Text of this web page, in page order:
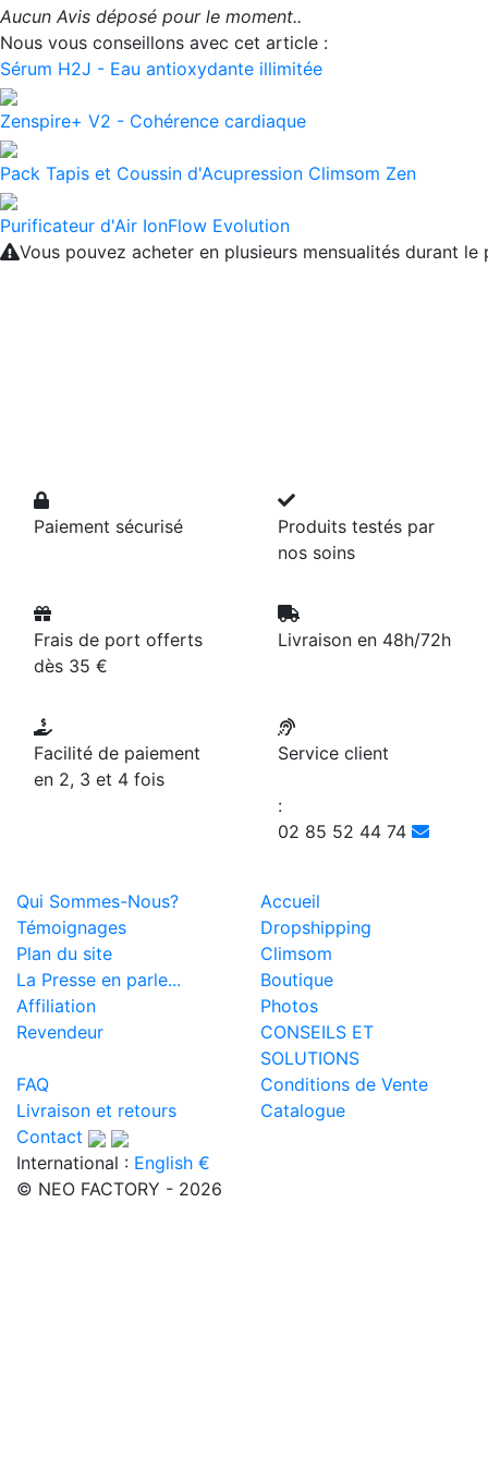
Aucun Avis déposé pour le moment..
Nous vous conseillons avec cet article :
Sérum H2J - Eau antioxydante illimitée
Zenspire+ V2 - Cohérence cardiaque
Pack Tapis et Coussin d'Acupression Climsom Zen
Purificateur d'Air IonFlow Evolution
Vous pouvez acheter en plusieurs mensualités durant le
Paiement sécurisé
Produits testés par
nos soins
Frais de port offerts
dès 35 €
Livraison en 48h/72h
Facilité de paiement
en 2, 3 et 4 fois
Service client
:
02 85 52 44 74
Qui Sommes-Nous?
Accueil
Témoignages
Dropshipping
Plan du site
Climsom
La Presse en parle...
Boutique
Affiliation
Photos
Revendeur
CONSEILS ET
SOLUTIONS
FAQ
Conditions de Vente
Livraison et retours
Catalogue
Contact
International : English €
© NEO FACTORY - 2026